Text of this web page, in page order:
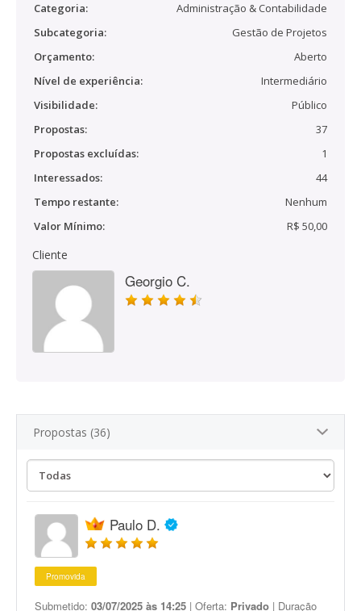
Categoria:
Administração & Contabilidade
Subcategoria:
Gestão de Projetos
Orçamento:
Aberto
Nível de experiência:
Intermediário
Visibilidade:
Público
Propostas:
37
Propostas excluídas:
1
Interessados:
44
Tempo restante:
Nenhum
Valor Mínimo:
R$ 50,00
Cliente
Georgio C.
Propostas (36)
Paulo D.
Promovida
Submetido: 03/07/2025 às 14:25 | Oferta: Privado | Duração